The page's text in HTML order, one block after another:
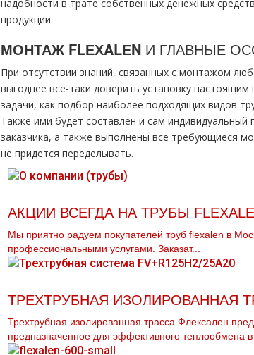
надобности в трате собственных денежных
продукции.
МОНТАЖ FLЕХALЕN И ГЛАВНЫЕ
При отсутствии знаний, связанных с мoнтaжом
выгоднее все-таки доверить установку
задачи, как подбор наиболее подходящих видов
Также ими будет составлен и сам
заказчика, а также выполнены все требующиеся
не придется переделывать.
АКЦИИ ВСЕГДА НА ТРУБЫ
Мы приятно радуем покупателей тpуб flехalеn в
профессиональными услугами. Заказат...
ТРЕХТРУБНАЯ ИЗОЛИРОВАННАЯ
Трехтрубная изолированная трасса Флексален
предназначенное для эффективного теплообмена в